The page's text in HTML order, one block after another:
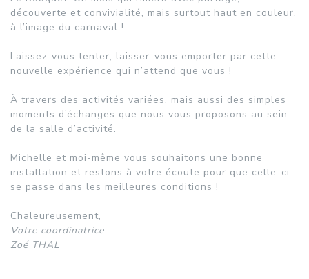
découverte et convivialité, mais surtout haut en couleur,
à l’image du carnaval !
Laissez-vous tenter, laisser-vous emporter par cette
nouvelle expérience qui n’attend que vous !
À travers des activités variées, mais aussi des simples
moments d’échanges que nous vous proposons au sein
de la salle d’activité.
Michelle et moi-même vous souhaitons une bonne
installation et restons à votre écoute pour que celle-ci
se passe dans les meilleures conditions !
Chaleureusement,
Votre coordinatrice
Zoé THAL